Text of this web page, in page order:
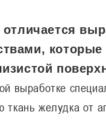
отличается
выработке
желудка от